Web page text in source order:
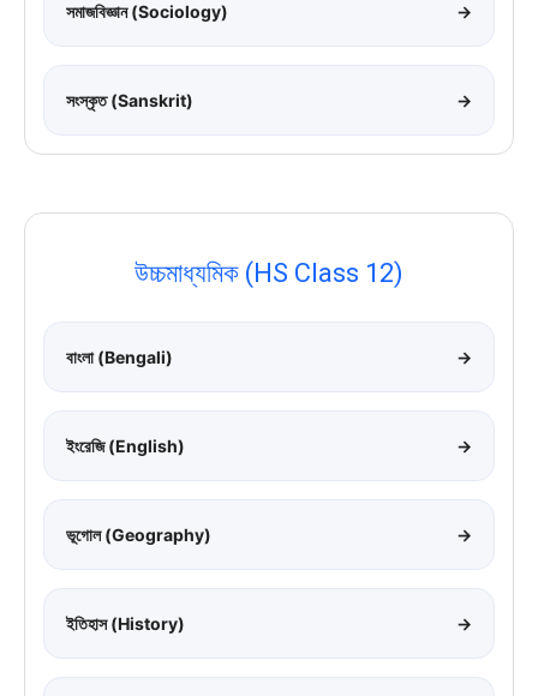
সমাজবিজ্ঞান (Sociology) →
সংস্কৃত (Sanskrit) →
উচ্চমাধ্যমিক (HS Class 12)
বাংলা (Bengali) →
ইংরেজি (English) →
ভূগোল (Geography) →
ইতিহাস (History) →